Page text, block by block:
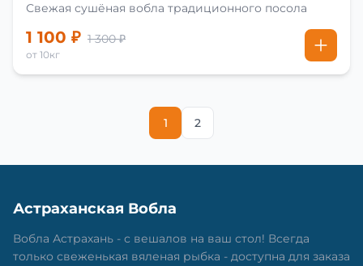
Свежая сушёная вобла традиционного посола
1 100 ₽ 1 300 ₽
от 10кг
1 2
Астраханская Вобла
Вобла Астрахань - с вешалов на ваш стол! Всегда
только свеженькая вяленая рыбка - доступна для заказа